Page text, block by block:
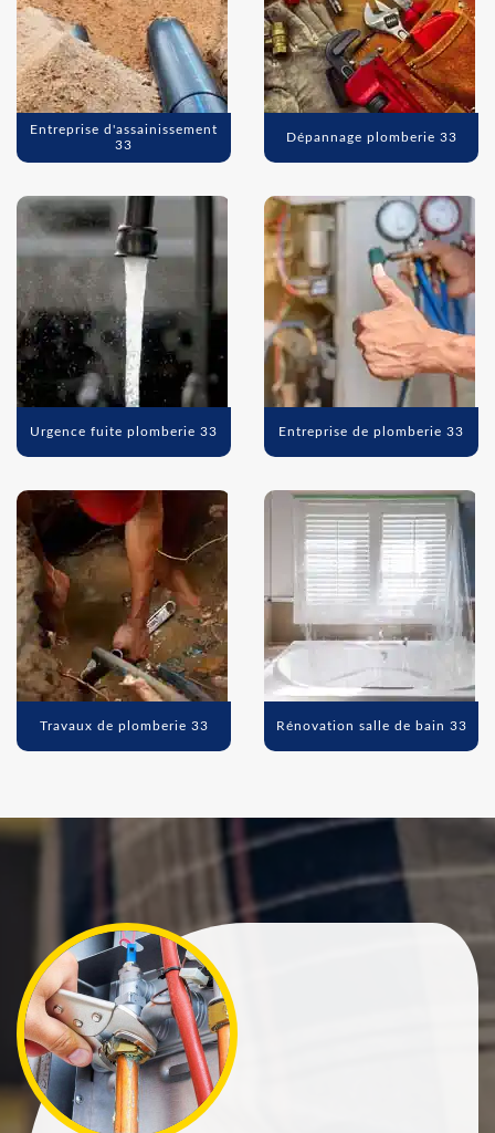
Entreprise d'assainissement
33
Dépannage plomberie 33
Urgence fuite plomberie 33 Entreprise de plomberie 33
Travaux de plomberie 33 Rénovation salle de bain 33